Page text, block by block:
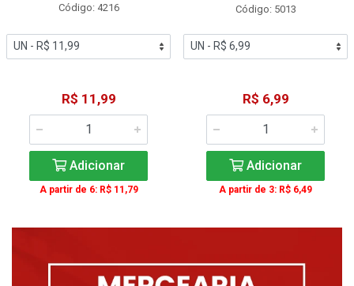
Código: 4216
R$ 11,99
Adicionar
A partir de 6: R$ 11,79
Código: 5013
R$ 6,99
Adicionar
A partir de 3: R$ 6,49